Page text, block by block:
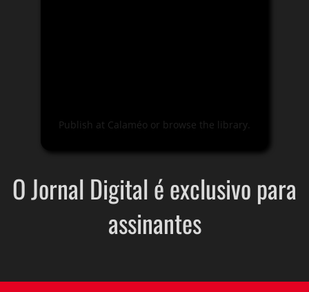
Publish at Calaméo or browse the library.
O Jornal Digital é exclusivo para
assinantes